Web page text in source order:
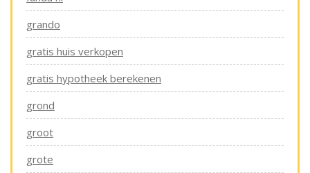
grando
gratis huis verkopen
gratis hypotheek berekenen
grond
groot
grote